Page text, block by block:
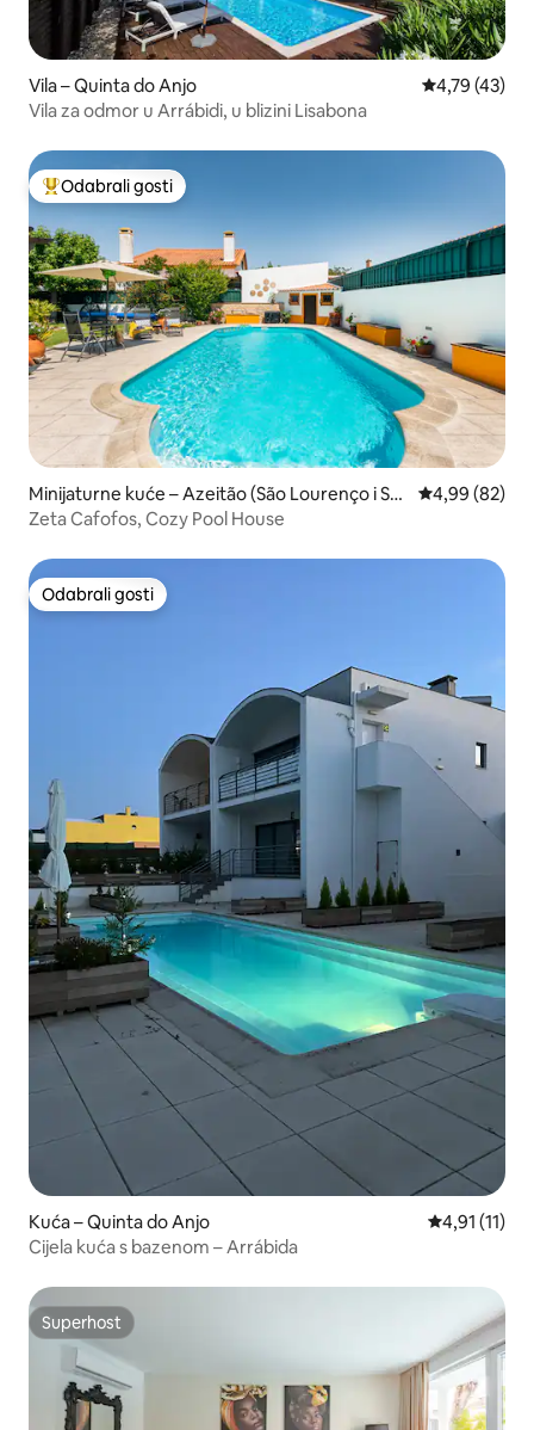
Vila – Quinta do Anjo Prosječna
4,79 (43)
Vila za odmor u Arrábidi, u blizini Lisabona
Među najviše rangiranima s oznakom „Odabrali gosti”
Odabrali gosti
Minijaturne kuće – Azeitão (São Lourenço i Sã
o Simão)
Prosječna
4,99 (82)
Zeta Cafofos, Cozy Pool House
Odabrali gosti
Odabrali gosti
Kuća – Quinta do Anjo Prosječna
4,91 (11)
Cijela kuća s bazenom – Arrábida
Superhost
Superhost